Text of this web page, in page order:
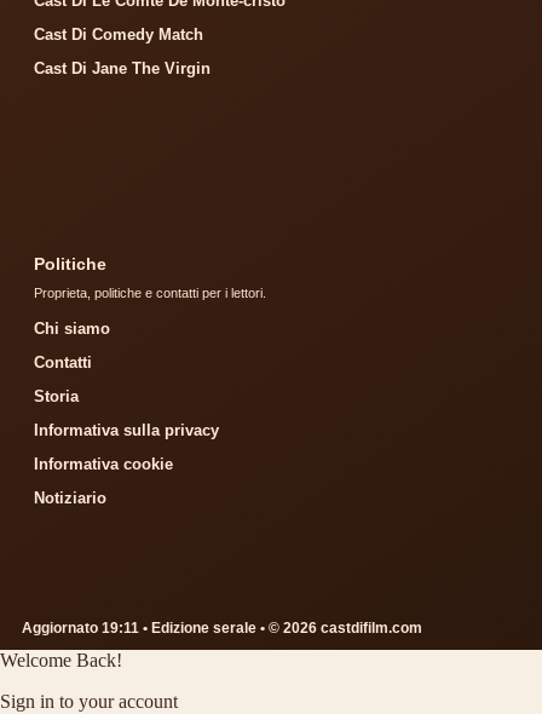
Cast Di Comedy Match
Cast Di Jane The Virgin
Politiche
Proprieta, politiche e contatti per i lettori.
Chi siamo
Contatti
Storia
Informativa sulla privacy
Informativa cookie
Notiziario
Aggiornato 19:11 • Edizione serale • © 2026 castdifilm.com
Welcome Back!
Sign in to your account